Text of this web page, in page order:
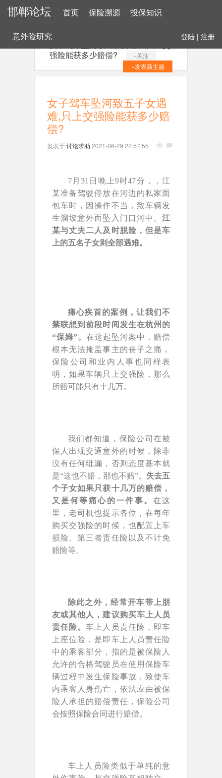
邯郸论坛 首页 保险溯源 投保知识
意外险研究 登陆 | 注册
强险能获多少赔偿?
+关注
+发表新主题
女子驾车坠河致五子女遇
难,只上交强险能获多少赔
偿?
发表于讨论求助 2021-06-29 22:57:55
7月31日晚上9时47分，，江
某准备驾驶停放在河边的私家面
包车时，因操作不当，致车辆发
生溜坡意外而坠入门口河中。江
某与丈夫二人及时脱险，但是车
上的五名子女则全部遇难。
痛心疾首的案例，让我们不
禁联想到前段时间发生在杭州的
“保姆”。 在这起坠河案中，赔偿
根本无法掩盖事主的丧子之痛，
保险公司和业内人事也同样表
明，如果车辆只上交强险，那么
所赔可能只有十几万。
我们都知道，保险公司在被
保人出现交通意外的时候，除非
没有任何纰漏，否则态度基本就
是“这也不赔，那也不赔”。 失去五
个子女如果只获十几万的赔偿，
又是何等痛心的一件事。 在这
里，老司机也提示各位，在每年
购买交强险的时候，也配置上车
损险、第三者责任险以及不计免
赔险等。
除此之外，经常开车带上朋
友或其他人，建议购买车上人员
责任险。车上人员责任险，即车
上座位险，是即车上人员责任险
中的乘客部分，指的是被保险人
允许的合格驾驶员在使用保险车
辆过程中发生保险事故，致使车
内乘客人身伤亡，依法应由被保
险人承担的赔偿责任，保险公司
会按照保险合同进行赔偿。
车上人员险类似于单纯的意